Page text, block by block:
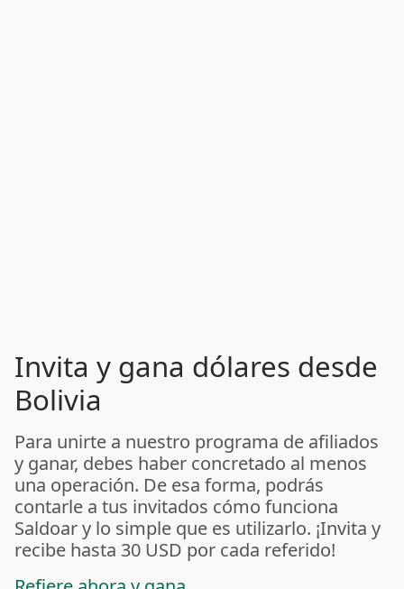
Invita y gana dólares desde
Bolivia
Para unirte a nuestro programa de afiliados
y ganar, debes haber concretado al menos
una operación. De esa forma, podrás
contarle a tus invitados cómo funciona
Saldoar y lo simple que es utilizarlo. ¡Invita y
recibe hasta 30 USD por cada referido!